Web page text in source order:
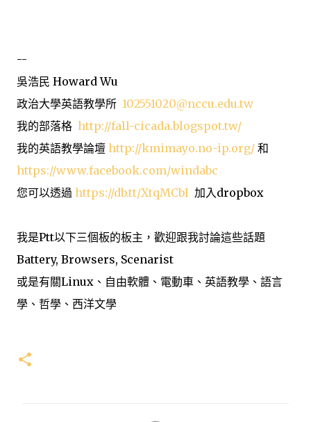
--
吳浩民 Howard Wu
政治大學英語教學所 102551020@nccu.edu.tw
我的部落格 http://fall-cicada.blogspot.tw/
我的英語教學論壇 http://kmimayo.no-ip.org/ 和
https://www.facebook.com/windabc
您可以透過 https://db.tt/XtqMCbI 加入dropbox
我是Ptt以下三個板的板主，歡迎跟我討論這些話題
Battery, Browsers, Scenarist
或是有關Linux、自由軟體、電動車、英語教學、語言
學、哲學、西洋文學